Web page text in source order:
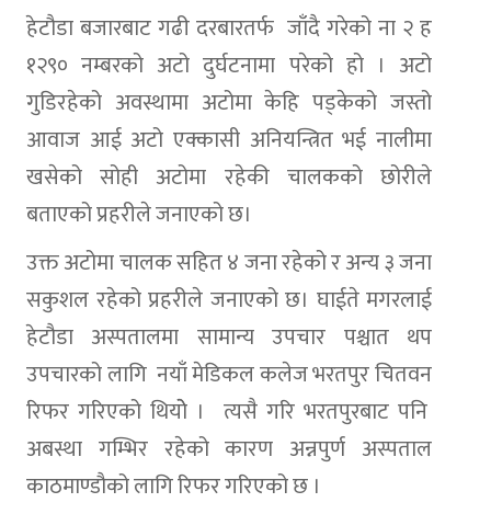
हेटौडा बजारबाट गढी दरबारतर्फ जाँदै गरेको ना २ ह
१२९० नम्बरको अटो दुर्घटनामा परेको हो । अटो
गुडिरहेको अवस्थामा अटोमा केहि पड्केको जस्तो
आवाज आई अटो एक्कासी अनियन्त्रित भई नालीमा
खसेको सोही अटोमा रहेकी चालकको छोरीले
बताएको प्रहरीले जनाएको छ।
उक्त अटोमा चालक सहित ४ जना रहेको र अन्य ३ जना
सकुशल रहेको प्रहरीले जनाएको छ। घाईते मगरलाई
हेटौडा अस्पतालमा सामान्य उपचार पश्चात थप
उपचारको लागि नयाँ मेडिकल कलेज भरतपुर चितवन
रिफर गरिएको थियोे । त्यसै गरि भरतपुरबाट पनि
अबस्था गम्भिर रहेको कारण अन्नपुर्ण अस्पताल
काठमाण्डौको लागि रिफर गरिएको छ ।